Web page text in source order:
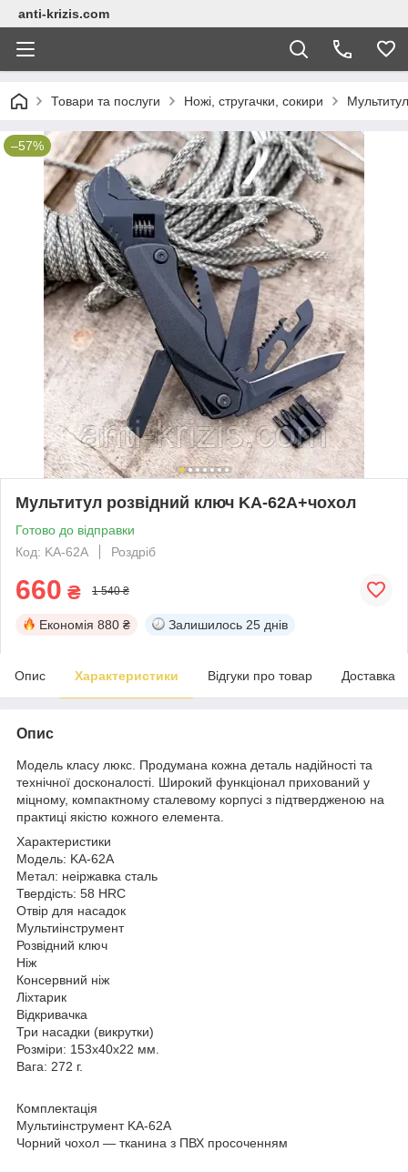
anti-krizis.com
Товари та послуги Ножі, стругачки, сокири
–57%
Мультитул розвідний ключ KA-62A+чохол
Готово до відправки
Код: KA-62A
Роздріб
660 ₴ 1 540 ₴
Економія 880 ₴ Залишилось 25 днів
Опис Характеристики Відгуки про товар Доставка
Опис
Модель класу люкс. Продумана кожна деталь надійності та
технічної досконалості. Широкий функціонал прихований у
міцному, компактному сталевому корпусі з підтвердженою на
практиці якістю кожного елемента.
Характеристики
Модель: KA-62A
Метал: неіржавка сталь
Твердість: 58 HRC
Отвір для насадок
Мультиінструмент
Розвідний ключ
Ніж
Консервний ніж
Ліхтарик
Відкривачка
Три насадки (викрутки)
Розміри: 153х40х22 мм.
Вага: 272 г.
Комплектація
Мультиінструмент KA-62A
Чорний чохол — тканина з ПВХ просоченням